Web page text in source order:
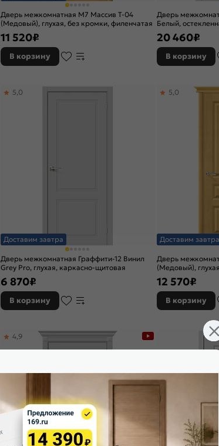
Дверь межкомнатная М7 Массив Т-04
(Медовый), глухая, без кромки, филенчатая
11 520₽
В корзину
Дверь
Белый,
кромки,
20 460₽
В корзину
Доставим завтра
Дверь межкомнатная Граффити-12 Винил
Grey Pro, глухая, каркасно-щитовая
5,0
6 870₽
В корзину
Доставим завтра
Дверь
(Медовый),
5,0
12 570₽
В корзину
4,9